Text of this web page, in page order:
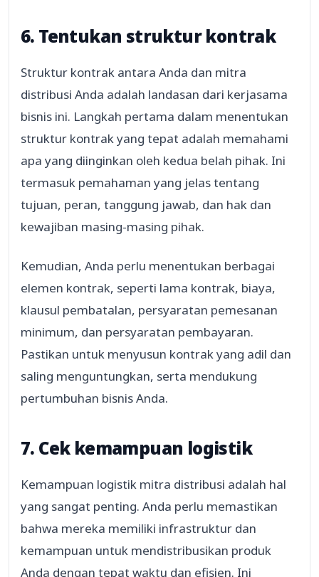
6. Tentukan struktur kontrak
Struktur kontrak antara Anda dan mitra
distribusi Anda adalah landasan dari kerjasama
bisnis ini. Langkah pertama dalam menentukan
struktur kontrak yang tepat adalah memahami
apa yang diinginkan oleh kedua belah pihak. Ini
termasuk pemahaman yang jelas tentang
tujuan, peran, tanggung jawab, dan hak dan
kewajiban masing-masing pihak.
Kemudian, Anda perlu menentukan berbagai
elemen kontrak, seperti lama kontrak, biaya,
klausul pembatalan, persyaratan pemesanan
minimum, dan persyaratan pembayaran.
Pastikan untuk menyusun kontrak yang adil dan
saling menguntungkan, serta mendukung
pertumbuhan bisnis Anda.
7. Cek kemampuan logistik
Kemampuan logistik mitra distribusi adalah hal
yang sangat penting. Anda perlu memastikan
bahwa mereka memiliki infrastruktur dan
kemampuan untuk mendistribusikan produk
Anda dengan tepat waktu dan efisien. Ini